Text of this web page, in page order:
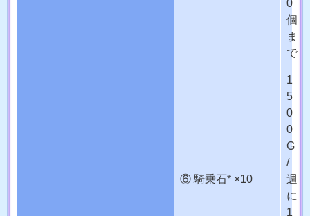
個
ま
で
⑥ 騎乗石* ×10
1
5
0
0
G
/
週
に
1